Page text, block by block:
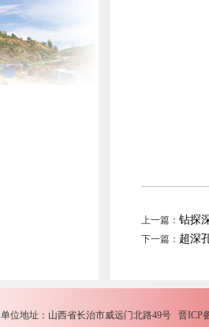
上一篇： 钻探
下一篇： 超深
单位地址：山西省长治市威远门北路49号 晋ICP